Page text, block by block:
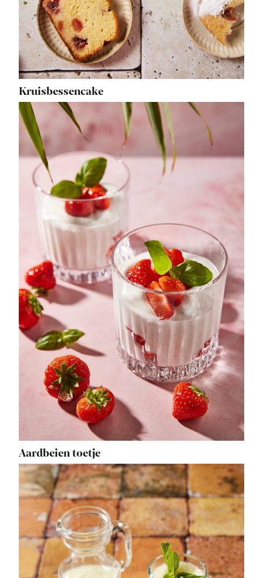
Kruisbessencake
Aardbeien toetje